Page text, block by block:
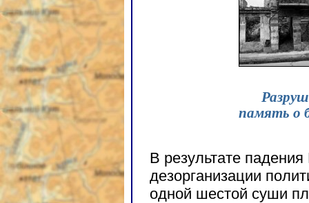
память о
В результате
дезорганизации
одной шестой суши